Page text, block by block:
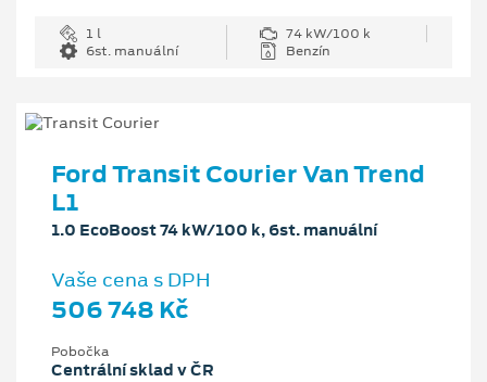
1 l
74 kW/100 k
6st. manuální
Benzín
Ford Transit Courier Van Trend
L1
1.0 EcoBoost 74 kW/100 k, 6st. manuální
Vaše cena s DPH
506 748 Kč
Pobočka
Centrální sklad v ČR